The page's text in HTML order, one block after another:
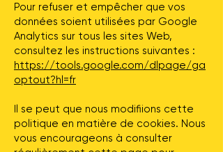
Pour refuser et empêcher que vos
données soient utilisées par Google
Analytics sur tous les sites Web,
consultez les instructions suivantes :
https://tools.google.com/dlpage/ga
optout?hl=fr
Il se peut que nous modifiions cette
politique en matière de cookies. Nous
vous encourageons à consulter